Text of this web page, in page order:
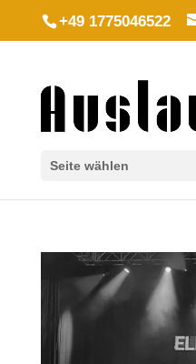
+49 1775046522
Seite wählen